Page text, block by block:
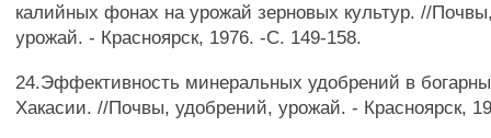
калийных фонах на урожай зерновых культур. //
урожай. - Красноярск, 1976. -С. 149-158.
24.Эффективность минеральных удобрений в
Хакасии. //Почвы, удобрений, урожай. - Красноярск,